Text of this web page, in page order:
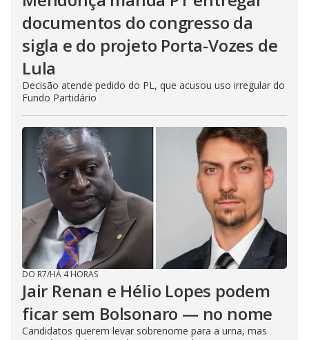
documentos do congresso da
sigla e do projeto Porta-Vozes de
Lula
Decisão atende pedido do PL, que acusou uso irregular do
Fundo Partidário
DO R7/HÁ 4 HORAS
Jair Renan e Hélio Lopes podem
ficar sem Bolsonaro — no nome
Candidatos querem levar sobrenome para a urna, mas